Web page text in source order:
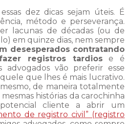
dez dicas sejam úteis. É
método e perseverança.
lacunas de décadas (ou de
em quinze dias, nem sempre
desesperados contratando
registros tardiose é
vão preferir esse
que lhes é mais lucrativo.
de maneira totalmente
histórias da carochinha
cliente a abrir um
de registro civil” (registro